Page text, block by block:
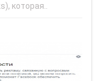
которая..